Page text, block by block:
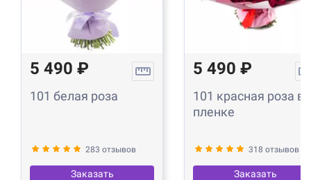
5 490 ₽
101 белая роза
283 отзывов
Заказать
5 490 ₽
101 красная роза в
пленке
318 отзывов
Заказать